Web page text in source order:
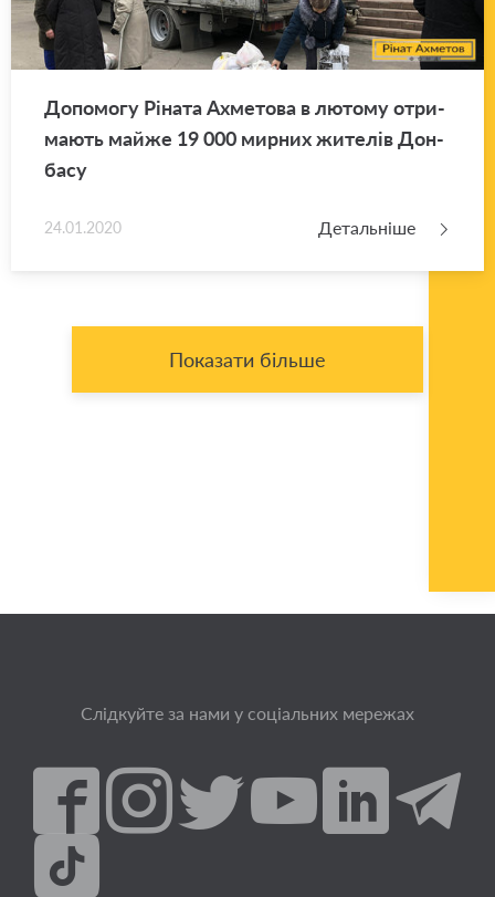
До­по­мо­гу Рі­на­та Ахме­то­ва в лю­то­му отри­
ма­ють майже 19 000 мир­них жи­те­лів Дон­
ба­су
24.01.2020 Детальніше
Показати більше
Слідкуйте за нами у соціальних мережах